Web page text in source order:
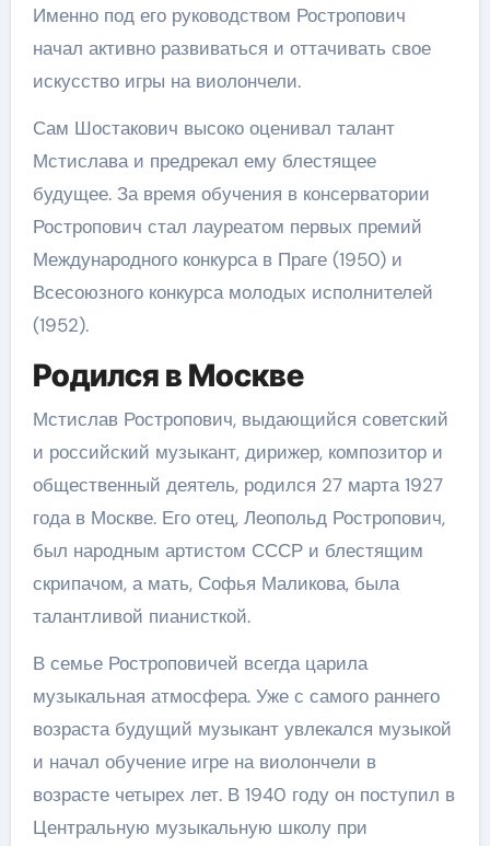
Именно под его руководством Ростропович
начал активно развиваться и оттачивать свое
искусство игры на виолончели.
Сам Шостакович высоко оценивал талант
Мстислава и предрекал ему блестящее
будущее. За время обучения в консерватории
Ростропович стал лауреатом первых премий
Международного конкурса в Праге (1950) и
Всесоюзного конкурса молодых исполнителей
(1952).
Родился в Москве
Мстислав Ростропович, выдающийся советский
и российский музыкант, дирижер, композитор и
общественный деятель, родился 27 марта 1927
года в Москве. Его отец, Леопольд Ростропович,
был народным артистом СССР и блестящим
скрипачом, а мать, Софья Маликова, была
талантливой пианисткой.
В семье Ростроповичей всегда царила
музыкальная атмосфера. Уже с самого раннего
возраста будущий музыкант увлекался музыкой
и начал обучение игре на виолончели в
возрасте четырех лет. В 1940 году он поступил в
Центральную музыкальную школу при